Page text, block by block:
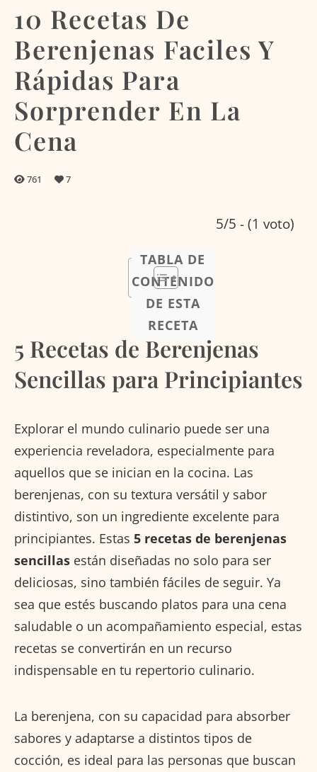
10 Recetas De
Berenjenas Faciles Y
Rápidas Para
Sorprender En La
Cena
761 7
5/5 - (1 voto)
TABLA DE
CONTENIDO
DE ESTA
RECETA
5 Recetas de Berenjenas
Sencillas para Principiantes
Explorar el mundo culinario puede ser una
experiencia reveladora, especialmente para
aquellos que se inician en la cocina. Las
berenjenas, con su textura versátil y sabor
distintivo, son un ingrediente excelente para
principiantes. Estas 5 recetas de berenjenas
sencillas están diseñadas no solo para ser
deliciosas, sino también fáciles de seguir. Ya
sea que estés buscando platos para una cena
saludable o un acompañamiento especial, estas
recetas se convertirán en un recurso
indispensable en tu repertorio culinario.
La berenjena, con su capacidad para absorber
sabores y adaptarse a distintos tipos de
cocción, es ideal para las personas que buscan